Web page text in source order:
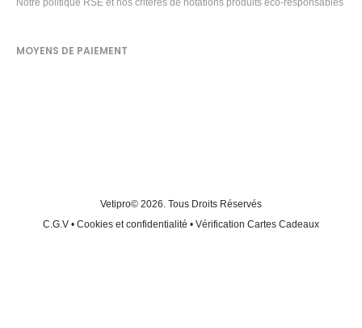
Notre politique RSE et nos critères de notations produits éco-responsables
MOYENS DE PAIEMENT
Vetipro© 2026. Tous Droits Réservés
C.G.V • Cookies et confidentialité • Vérification Cartes Cadeaux